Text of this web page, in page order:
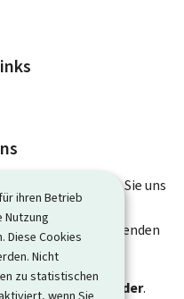
ihren Betrieb
Nutzung
Diese Cookies
Nicht
zu statistischen
wenn Sie
Seite mit. Lassen Sie uns
Sie erhalten keine
Fragen verwenden
* ) sind Pflichtfelder.